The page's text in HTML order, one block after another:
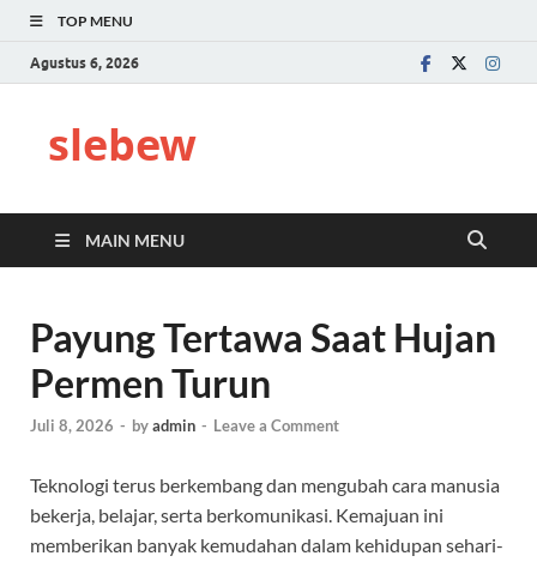
TOP MENU
Agustus 6, 2026
slebew
MAIN MENU
Payung Tertawa Saat Hujan
Permen Turun
Juli 8, 2026 - byadmin - Leave a Comment
Teknologi terus berkembang dan mengubah cara manusia
bekerja, belajar, serta berkomunikasi. Kemajuan ini
memberikan banyak kemudahan dalam kehidupan sehari-